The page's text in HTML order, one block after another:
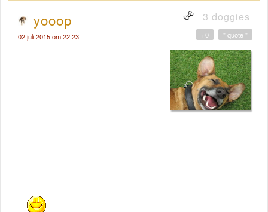
yooop 3 doggies
02 juli 2015 om 22:23 " quote "
+0